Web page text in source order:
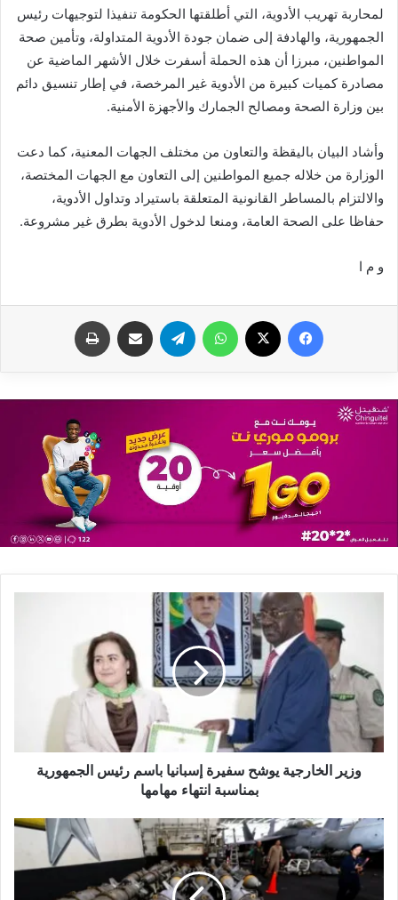
لمحاربة تهريب الأدوية، التي أطلقتها الحكومة تنفيذا لتوجيهات رئيس
الجمهورية، والهادفة إلى ضمان جودة الأدوية المتداولة، وتأمين صحة
المواطنين، مبرزا أن هذه الحملة أسفرت خلال الأشهر الماضية عن
مصادرة كميات كبيرة من الأدوية غير المرخصة، في إطار تنسيق دائم
بين وزارة الصحة ومصالح الجمارك والأجهزة الأمنية.
وأشاد البيان باليقظة والتعاون من مختلف الجهات المعنية، كما دعت
الوزارة من خلاله جميع المواطنين إلى التعاون مع الجهات المختصة،
والالتزام بالمساطر القانونية المتعلقة باستيراد وتداول الأدوية،
حفاظا على الصحة العامة، ومنعا لدخول الأدوية بطرق غير مشروعة.
و م ا
فيسبوك واتساب تيلقرام مشاركة عبر البريد
وزير الخارجية يوشح سفيرة إسبانيا باسم رئيس الجمهورية
بمناسبة انتهاء مهامها